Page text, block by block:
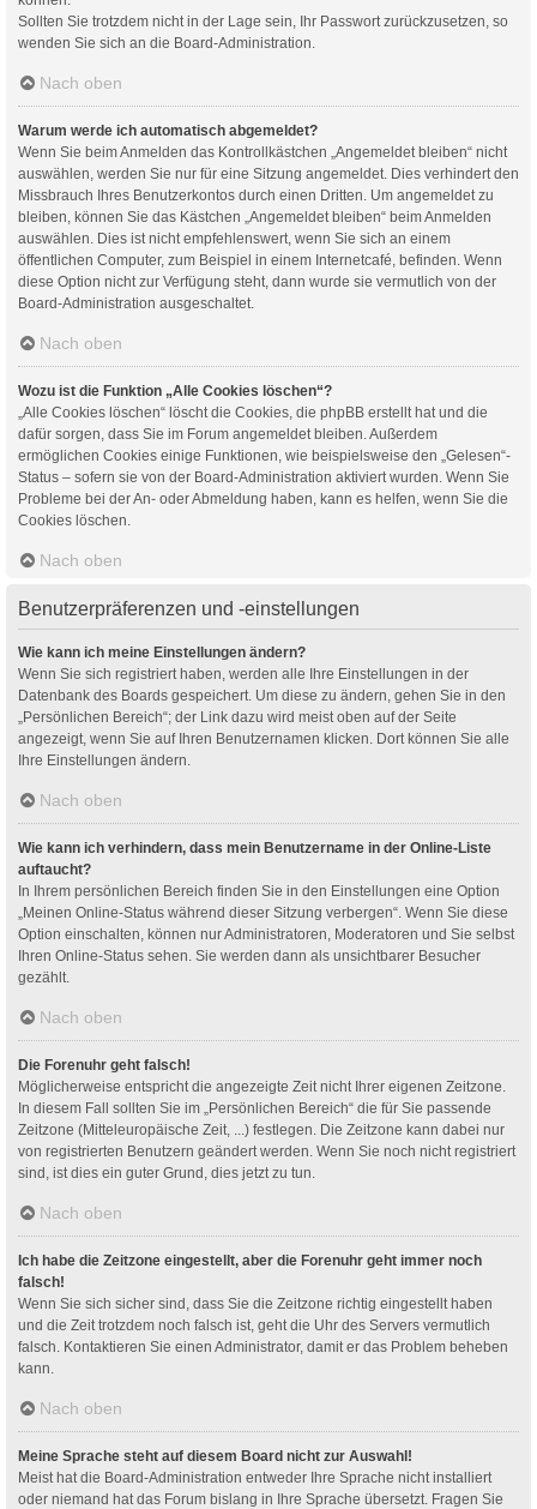
Sollten Sie trotzdem nicht in der Lage sein, Ihr Passwort zurückzusetzen, so
wenden Sie sich an die Board-Administration.
Nach oben
Warum werde ich automatisch abgemeldet?
Wenn Sie beim Anmelden das Kontrollkästchen „Angemeldet bleiben“ nicht
auswählen, werden Sie nur für eine Sitzung angemeldet. Dies verhindert den
Missbrauch Ihres Benutzerkontos durch einen Dritten. Um angemeldet zu
bleiben, können Sie das Kästchen „Angemeldet bleiben“ beim Anmelden
auswählen. Dies ist nicht empfehlenswert, wenn Sie sich an einem
öffentlichen Computer, zum Beispiel in einem Internetcafé, befinden. Wenn
diese Option nicht zur Verfügung steht, dann wurde sie vermutlich von der
Board-Administration ausgeschaltet.
Nach oben
Wozu ist die Funktion „Alle Cookies löschen“?
„Alle Cookies löschen“ löscht die Cookies, die phpBB erstellt hat und die
dafür sorgen, dass Sie im Forum angemeldet bleiben. Außerdem
ermöglichen Cookies einige Funktionen, wie beispielsweise den „Gelesen“-
Status – sofern sie von der Board-Administration aktiviert wurden. Wenn Sie
Probleme bei der An- oder Abmeldung haben, kann es helfen, wenn Sie die
Cookies löschen.
Nach oben
Benutzerpräferenzen und -einstellungen
Wie kann ich meine Einstellungen ändern?
Wenn Sie sich registriert haben, werden alle Ihre Einstellungen in der
Datenbank des Boards gespeichert. Um diese zu ändern, gehen Sie in den
„Persönlichen Bereich“; der Link dazu wird meist oben auf der Seite
angezeigt, wenn Sie auf Ihren Benutzernamen klicken. Dort können Sie alle
Ihre Einstellungen ändern.
Nach oben
Wie kann ich verhindern, dass mein Benutzername in der Online-Liste
auftaucht?
In Ihrem persönlichen Bereich finden Sie in den Einstellungen eine Option
„Meinen Online-Status während dieser Sitzung verbergen“. Wenn Sie diese
Option einschalten, können nur Administratoren, Moderatoren und Sie selbst
Ihren Online-Status sehen. Sie werden dann als unsichtbarer Besucher
gezählt.
Nach oben
Die Forenuhr geht falsch!
Möglicherweise entspricht die angezeigte Zeit nicht Ihrer eigenen Zeitzone.
In diesem Fall sollten Sie im „Persönlichen Bereich“ die für Sie passende
Zeitzone (Mitteleuropäische Zeit, ...) festlegen. Die Zeitzone kann dabei nur
von registrierten Benutzern geändert werden. Wenn Sie noch nicht registriert
sind, ist dies ein guter Grund, dies jetzt zu tun.
Nach oben
Ich habe die Zeitzone eingestellt, aber die Forenuhr geht immer noch
falsch!
Wenn Sie sich sicher sind, dass Sie die Zeitzone richtig eingestellt haben
und die Zeit trotzdem noch falsch ist, geht die Uhr des Servers vermutlich
falsch. Kontaktieren Sie einen Administrator, damit er das Problem beheben
kann.
Nach oben
Meine Sprache steht auf diesem Board nicht zur Auswahl!
Meist hat die Board-Administration entweder Ihre Sprache nicht installiert
oder niemand hat das Forum bislang in Ihre Sprache übersetzt. Fragen Sie